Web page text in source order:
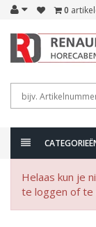
0
Helaas kun je
te loggen of te